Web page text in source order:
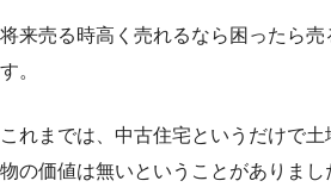
将来売る時高く売れるなら困ったら売
す。
これまでは、中古住宅というだけで
物の価値は無いということがありま